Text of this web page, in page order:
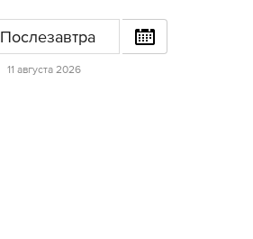
Послезавтра
11 августа 2026